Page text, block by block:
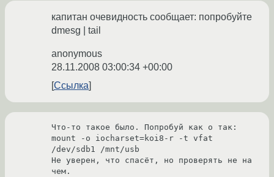
капитан очевидность сообщает: попробуйте
dmesg | tail
anonymous
28.11.2008 03:00:34 +00:00
Ссылка
Что-то такое было. Попробуй как о так:
mount -o iocharset=koi8-r -t vfat
/dev/sdb1 /mnt/usb
Не уверен, что спасёт, но проверять не на
чем.